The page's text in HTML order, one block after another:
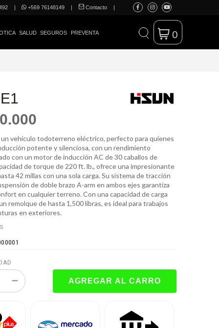
| +569 76148149 | Contacto |
SALUD SEGUROS PREVENTA 0
un vehículo todoterreno eléctrico, perfecto para quienes
potente y silenciosa, con un rendimiento
con un motor de inducción AC de 30 caballos de
de torque de 220 ft. lb., ofrece una impresionante
42 millas con una sola carga. Su sistema de tracción
de doble brazo A-arm en ambos ejes garantiza
en cualquier terreno. Con una capacidad de carga
remolque de hasta 1,500 libras, es ideal para trabajos
en exteriores.